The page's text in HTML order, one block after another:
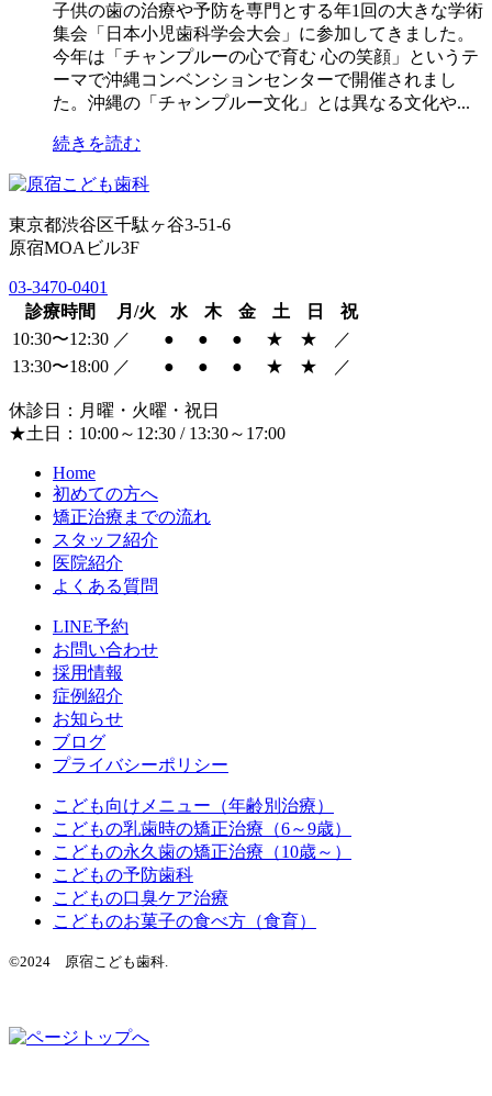
子供の歯の治療や予防を専門とする年1回の大きな学術
集会「日本小児歯科学会大会」に参加してきました。
今年は「チャンプルーの心で育む 心の笑顔」というテ
ーマで沖縄コンベンションセンターで開催されまし
た。沖縄の「チャンプルー文化」とは異なる文化や...
続きを読む
東京都渋谷区千駄ヶ谷3-51-6
原宿MOAビル3F
03-3470-0401
診療時間
月/火 水 木 金 土 日
祝
10:30〜12:30 ／ ● ● ● ★ ★
／
13:30〜18:00 ／ ● ● ● ★ ★ ／
休診日：月曜・火曜・祝日
★土日：10:00～12:30 / 13:30～17:00
Home
初めての方へ
矯正治療までの流れ
スタッフ紹介
医院紹介
よくある質問
LINE予約
お問い合わせ
採用情報
症例紹介
お知らせ
ブログ
プライバシーポリシー
こども向けメニュー（年齢別治療）
こどもの乳歯時の矯正治療（6～9歳）
こどもの永久歯の矯正治療（10歳～）
こどもの予防歯科
こどもの口臭ケア治療
こどものお菓子の食べ方（食育）
©2024 原宿こども歯科.